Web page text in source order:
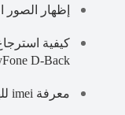
إظهار
D-Back
معرفة imei للهاتف: أسرع طريقة لفحص جهازك